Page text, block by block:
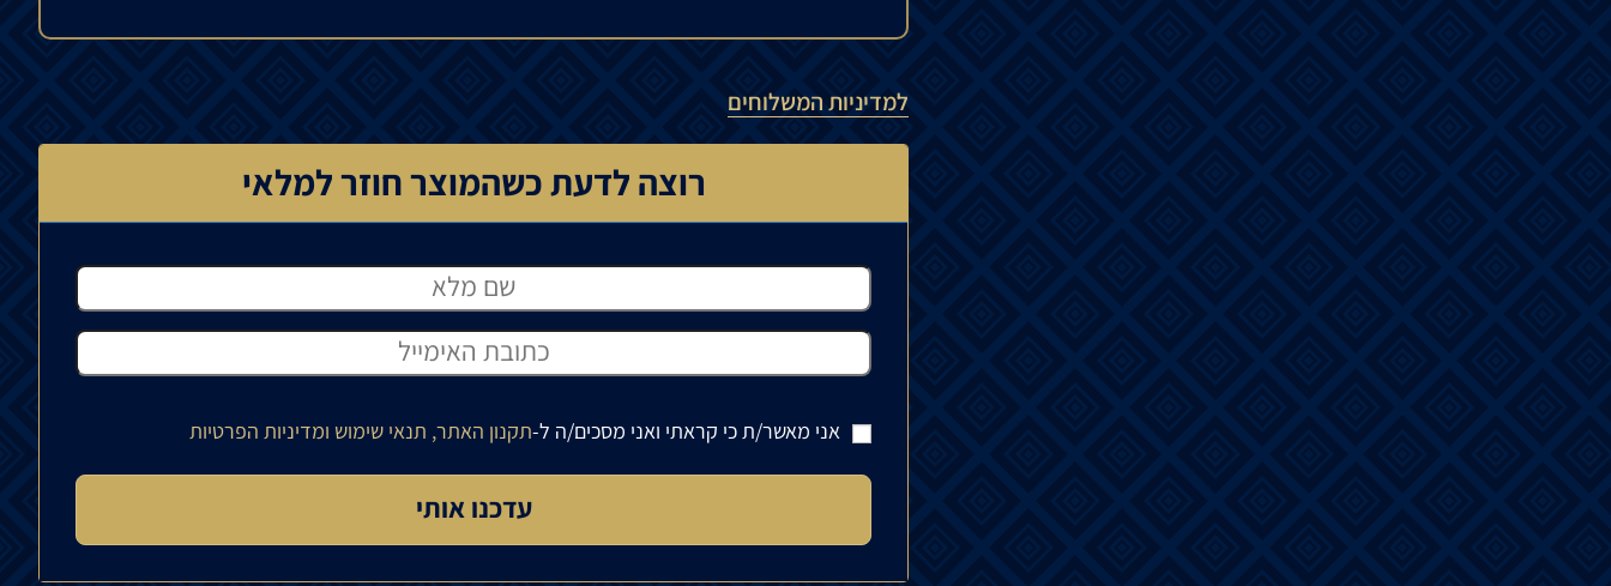
למדיניות המשלוחים
רוצה לדעת כשהמוצר חוזר למלאי
אני מאשר/ת כי קראתי ואני מסכים/ה ל-תקנון האתר, תנאי שימוש ומדיניות הפרטיות